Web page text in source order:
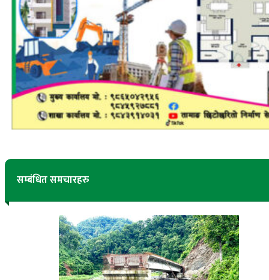
सम्बंधित समचारहरु